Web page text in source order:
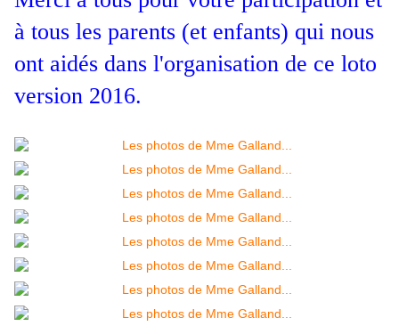
à tous les parents (et enfants) qui nous
ont aidés dans l'organisation de ce loto
version 2016.